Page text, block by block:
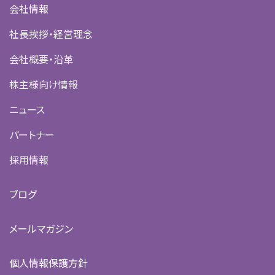
会社情報
社長挨拶・経営理念
会社概要・沿革
株主様向け情報
ニュース
パートナー
採用情報
ブログ
メールマガジン
個人情報保護方針